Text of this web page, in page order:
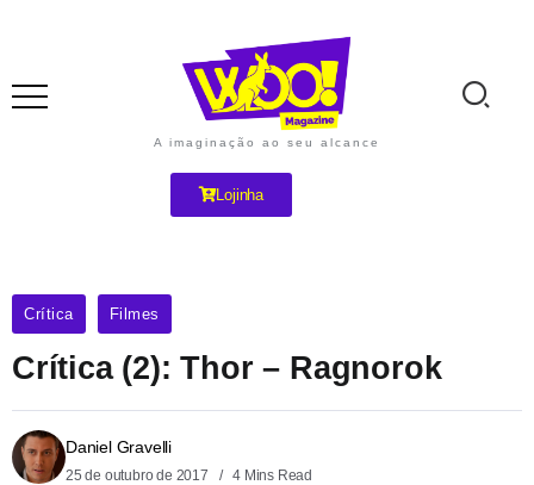
A imaginação ao seu alcance
Lojinha
Crítica Filmes
Crítica (2): Thor – Ragnorok
Daniel Gravelli
25 de outubro de 2017 4 Mins Read